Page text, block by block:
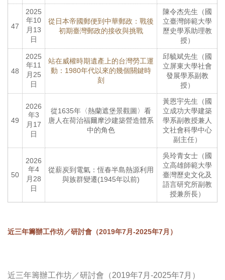
47
2025
年10
月13
日
從日本帝國郵便到中華郵政：戰後
初期臺灣郵政的接收與挑戰
陳令杰先生（國
立臺灣師範大學
歷史學系助理教
授）
48
2025
年11
月25
日
站在威權時期遺產上的台灣勞工運
動：1980年代以來的幾個關鍵時
刻
邱毓斌先生（國
立屏東大學社會
發展學系副教
授）
49
2026
年3
月17
日
從1635年〈熱蘭遮堡景觀圖〉看
唐人在荷治福爾摩沙建築營造體系
中的角色
黃恩宇先生（國
立成功大學建築
學系副教授兼人
文社會科學中心
副主任）
50
2026
年4
月28
日
從薪炭到電氣：恆春半島熱源利用
與族群變遷(1945年以前)
吳玲青女士（國
立高雄師範大學
臺灣歷史文化及
語言研究所副教
授兼所長）
近三年籌辦工作坊／研討會（2019年7月-2025年7月）
近三年籌辦工作坊／研討會（2019年7月-2025年7月）